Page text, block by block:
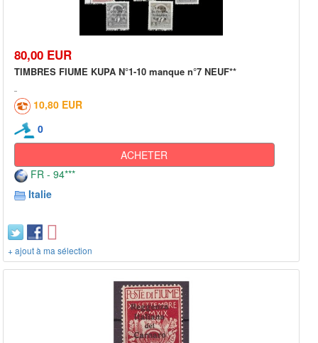
80,00 EUR
TIMBRES FIUME KUPA N°1-10 manque n°7 NEUF**
10,80 EUR
0
ACHETER
FR - 94***
Italie
+ ajout à ma sélection